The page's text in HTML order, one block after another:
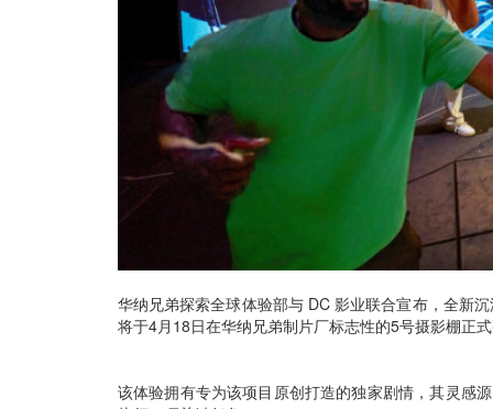
华纳兄弟探索全球体验部与 DC 影业联合宣布，全新
将于4月18日在华纳兄弟制片厂标志性的5号摄影棚正
该体验拥有专为该项目原创打造的独家剧情，其灵感